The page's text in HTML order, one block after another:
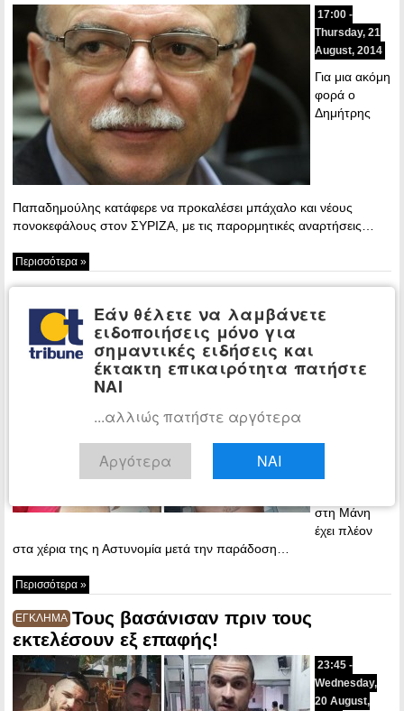
17:00 -
Thursday, 21
August, 2014
Για μια ακόμη
φορά ο
Δημήτρης
Παπαδημούλης κατάφερε να προκαλέσει μπάχαλο και νέους
πονοκεφάλους στον ΣΥΡΙΖΑ, με τις παρορμητικές αναρτήσεις…
Περισσότερα »
του στυγερού εγκλήματος στη Μάνη
Thursday, 21
August, 2014
ως δράστες
στυγερού
στη Μάνη
έχει πλέον
στα χέρια της η Αστυνομία μετά την παράδοση…
Περισσότερα »
ΕΓΚΛΗΜΑ Τους βασάνισαν πριν τους
εκτελέσουν εξ επαφής!
23:45 -
Wednesday,
20 August,
Εάν θέλετε να λαμβάνετε
ειδοποιήσεις μόνο για
σημαντικές ειδήσεις και
έκτακτη επικαιρότητα πατήστε
ΝΑΙ
...αλλιώς πατήστε αργότερα
Αργότερα ΝΑΙ